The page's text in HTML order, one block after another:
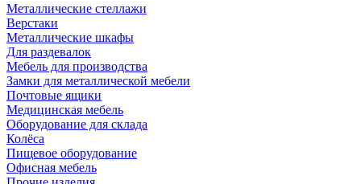
Металлические стеллажи
Верстаки
Металлические шкафы
Для раздевалок
Мебель для производства
Замки для металлической мебели
Почтовые ящики
Медицинская мебель
Оборудование для склада
Колёса
Пищевое оборудование
Офисная мебель